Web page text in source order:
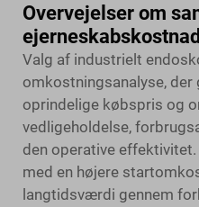
Overvejelser om
ejerneskabskostnad
Valg af industrielt
omkostningsanalyse, der
oprindelige købspris og
vedligeholdelse,
den operative
med en højere
langtidsværdi gennem